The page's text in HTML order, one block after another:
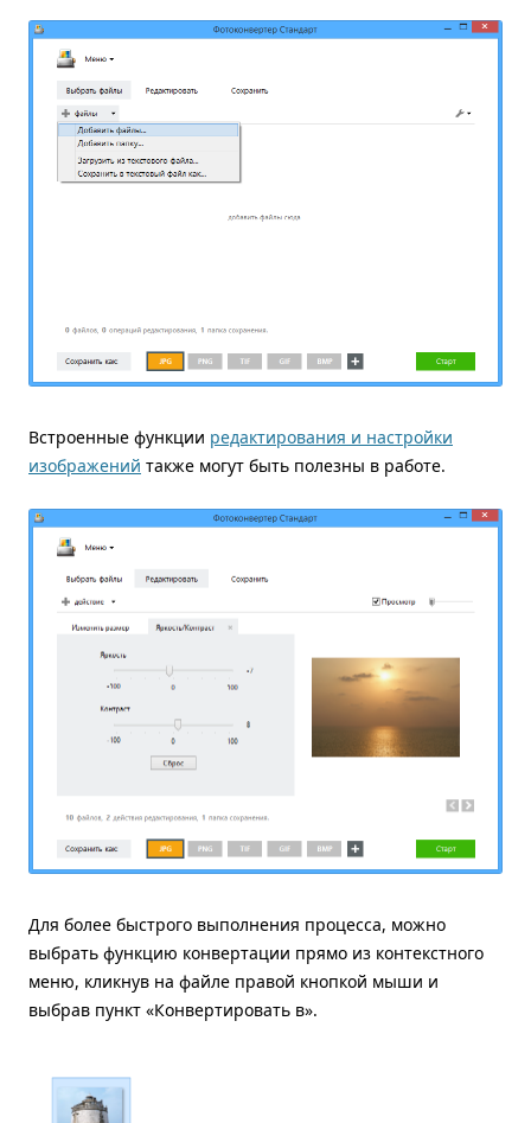
Встроенные функции редактирования и настройки
изображений также могут быть полезны в работе.
Для более быстрого выполнения процесса, можно
выбрать функцию конвертации прямо из контекстного
меню, кликнув на файле правой кнопкой мыши и
выбрав пункт «Конвертировать в».